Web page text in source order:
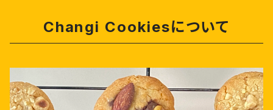
Changi Cookiesについて